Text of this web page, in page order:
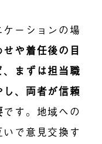
ーションの場
や着任後の目
まずは担当職
、両者が信頼
です。地域への
で意見交換す